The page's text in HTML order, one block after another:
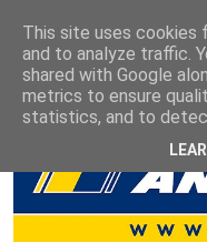
This site uses cookies
and to analyze traffic.
shared with Google
metrics to ensure
statistics, and to